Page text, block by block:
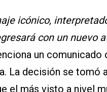
icónico,
con un nuevo
un comunicado
La decisión se tomó
el más visto a nivel